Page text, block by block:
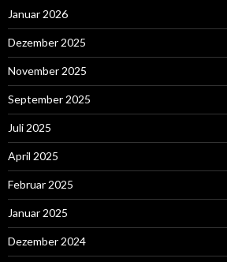
Januar 2026
Dezember 2025
November 2025
September 2025
Juli 2025
April 2025
Februar 2025
Januar 2025
Dezember 2024